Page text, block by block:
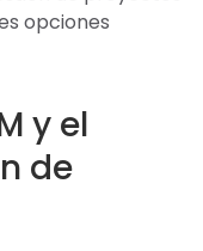
opciones
y el
de